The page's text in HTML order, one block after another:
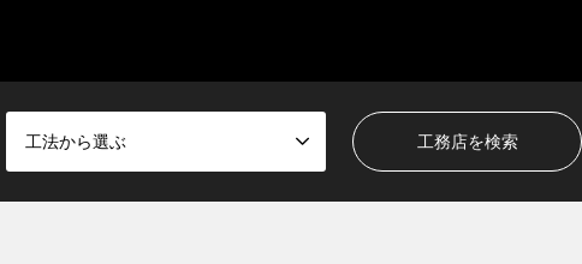
工法から選ぶ